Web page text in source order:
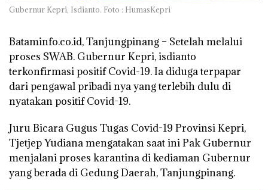
Gubernur Kepri, Isdianto. Foto : HumasKepri
Bataminfo.co.id, Tanjungpinang – Setelah melalui
proses SWAB. Gubernur Kepri, isdianto
terkonfirmasi positif Covid-19. Ia diduga terpapar
dari pengawal pribadi nya yang terlebih dulu di
nyatakan positif Covid-19.
Juru Bicara Gugus Tugas Covid-19 Provinsi Kepri,
Tjetjep Yudiana mengatakan saat ini Pak Gubernur
menjalani proses karantina di kediaman Gubernur
yang berada di Gedung Daerah, Tanjungpinang.